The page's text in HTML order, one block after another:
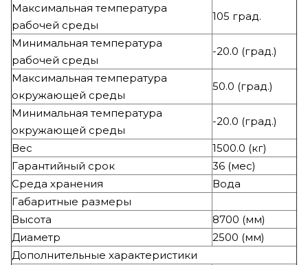
Максимальная температура
рабочей среды
105 град.
Минимальная температура
рабочей среды
-20.0 (град.)
Максимальная температура
окружающей среды
50.0 (град.)
Минимальная температура
окружающей среды
-20.0 (град.)
Вес
1500.0 (кг)
Гарантийный срок
36 (мес)
Среда хранения
Вода
Габаритные размеры
Высота
8700 (мм)
Диаметр
2500 (мм)
Дополнительные характеристики